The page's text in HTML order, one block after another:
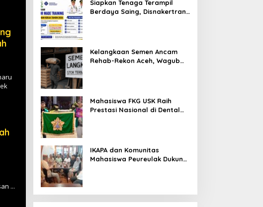
Siapkan Tenaga Terampil
Berdaya Saing, Disnakertrans
Kelangkaan Semen Ancam
Rehab-Rekon Aceh, Wagub
Mahasiswa FKG USK Raih
Prestasi Nasional di Dental
IKAPA dan Komunitas
Mahasiswa Peureulak Dukung